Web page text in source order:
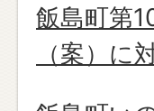
飯島町第
（案）に